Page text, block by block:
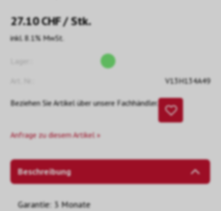
27.10CHF/ Stk.
inkl. 8.1% MwSt.
V13H134A49
Beziehen Sie Artikel über unsere Fachhändler.
Anfrage zu diesem Artikel »
Beschreibung
Garantie: 3 Monate